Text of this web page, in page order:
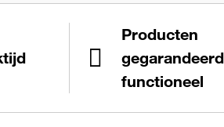
Producten
functioneel